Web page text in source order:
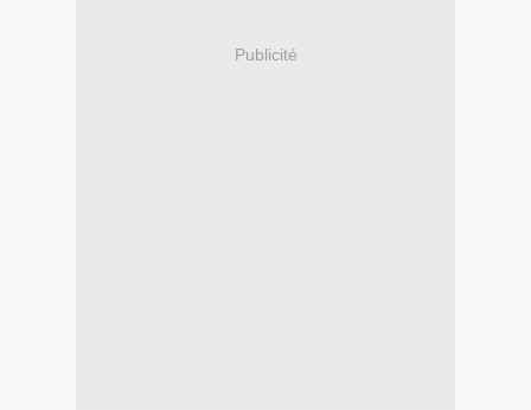
Publicité